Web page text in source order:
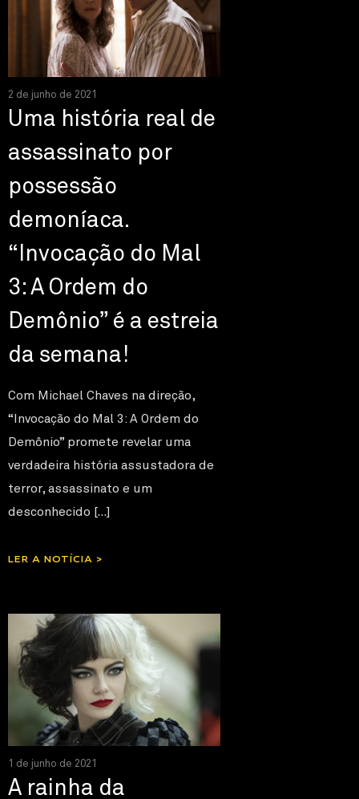
2 de junho de 2021
Uma história real de
assassinato por
possessão
demoníaca.
“Invocação do Mal
3: A Ordem do
Demônio” é a estreia
da semana!
Com Michael Chaves na direção,
“Invocação do Mal 3: A Ordem do
Demônio” promete revelar uma
verdadeira história assustadora de
terror, assassinato e um
desconhecido […]
LER A NOTÍCIA >
1 de junho de 2021
A rainha da